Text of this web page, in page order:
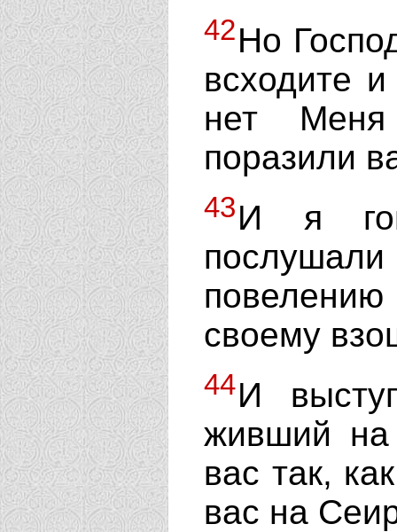
42Но
всходите
нет
поразили
43И я
своему
44И
живший на
вас так,
вас на